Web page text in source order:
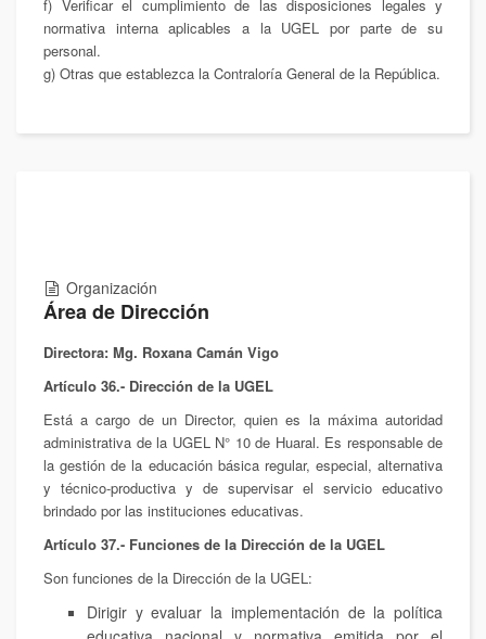
f) Verificar el cumplimiento de las disposiciones legales y
normativa interna aplicables a la UGEL por parte de su
personal.
g) Otras que establezca la Contraloría General de la República.
Organización
Área de Dirección
Directora: Mg. Roxana Camán Vigo
Artículo 36.- Dirección de la UGEL
Está a cargo de un Director, quien es la máxima autoridad
administrativa de la UGEL N° 10 de Huaral. Es responsable de
la gestión de la educación básica regular, especial, alternativa
y técnico-productiva y de supervisar el servicio educativo
brindado por las instituciones educativas.
Artículo 37.- Funciones de la Dirección de la UGEL
Son funciones de la Dirección de la UGEL:
Dirigir y evaluar la implementación de la política